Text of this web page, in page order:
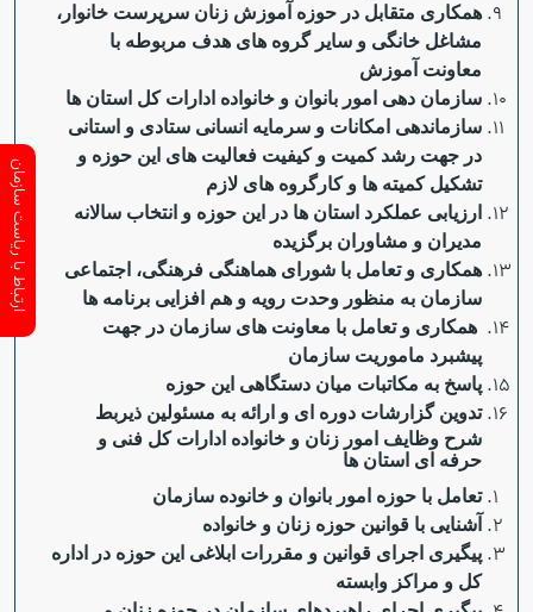
همکاری متقابل در حوزه آموزش زنان سرپرست خانوار،
مشاغل خانگی و سایر گروه های هدف مربوطه با
معاونت آموزش
سازمان دهی امور بانوان و خانواده ادارات کل استان ها
سازماندهی امکانات و سرمایه انسانی ستادی و استانی
در جهت رشد کمیت و کیفیت فعالیت های این حوزه و
تشکیل کمیته ها و کارگروه های لازم
ارزیابی عملکرد استان ها در این حوزه و انتخاب سالانه
مدیران و مشاوران برگزیده
همکاری و تعامل با شورای هماهنگی فرهنگی، اجتماعی
سازمان به منظور وحدت رویه و هم افزایی برنامه ها
همکاری و تعامل با معاونت های سازمان در جهت
پیشبرد ماموریت سازمان
پاسخ به مکاتبات میان دستگاهی این حوزه
تدوین گزارشات دوره ای و ارائه به مسئولین ذیربط
شرح وظایف امور زنان و خانواده ادارات کل فنی و
حرفه ای استان ها
تعامل با حوزه امور بانوان و خانوده سازمان
آشنایی با قوانین حوزه زنان و خانواده
پیگیری اجرای قوانین و مقررات ابلاغی این حوزه در اداره
کل و مراکز وابسته
ارتباط با ریاست سازمان